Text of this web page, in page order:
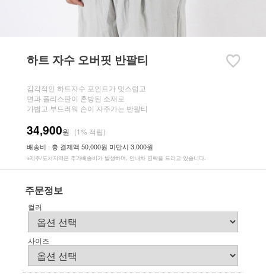
하트 자수 오버핏 반팔티
감각적인 하트자수 포인트가 멋스럽고
면과 폴리스판이 혼방된 소재로
가볍고 부드러워 손이 자주가는 반팔티
34,900원 (1% 적립)
배송비 : 총 결제액 50,000원 미만시 3,000원
※제주/도서지역은 추가배송비가 발생하며, 안내차 연락을 드리고 있습니다.
주문정보
컬러
사이즈